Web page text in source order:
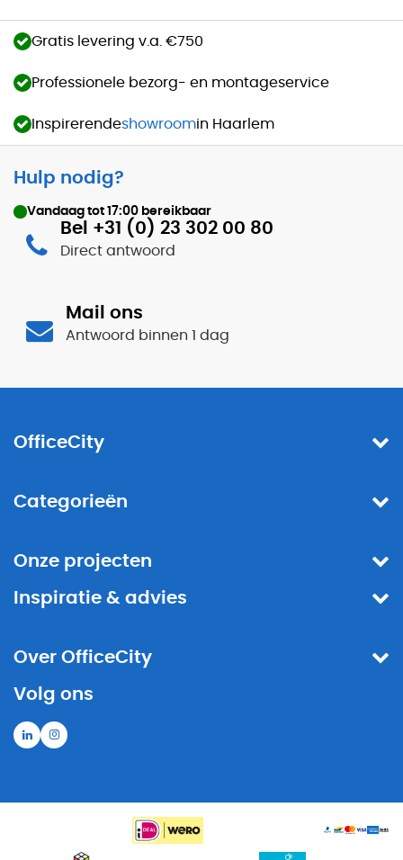
Gratis levering v.a. €750
Professionele bezorg- en montageservice
Inspirerendeshowroomin Haarlem
Hulp nodig?
Vandaag tot 17:00 bereikbaar
Bel +31 (0) 23 302 00 80
Direct antwoord
Mail ons
Antwoord binnen 1 dag
OfficeCity
Categorieën
Onze projecten
Inspiratie & advies
Over OfficeCity
Volg ons